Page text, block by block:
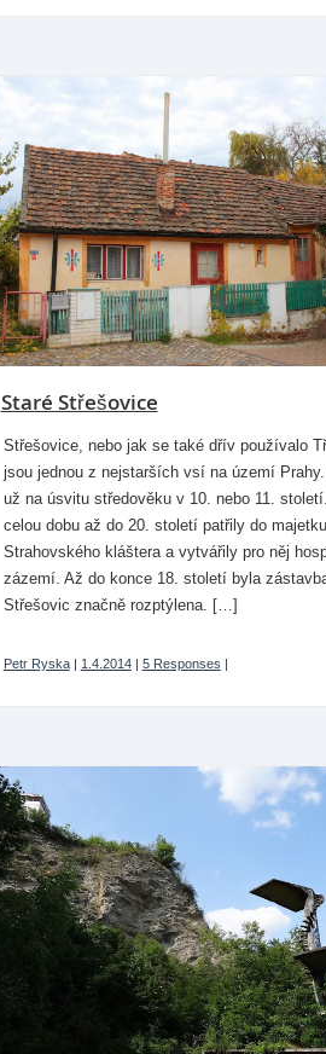
Staré Střešovice
Střešovice, nebo jak se také dřív používalo
jsou jednou z nejstarších vsí na území
už na úsvitu středověku v 10. nebo 11.
celou dobu až do 20. století patřily do
Strahovského kláštera a vytvářily pro něj
zázemí. Až do konce 18. století byla
Střešovic značně rozptýlena. […]
Petr Ryska| 1.4.2014| 5 Responses |